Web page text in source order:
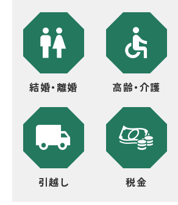
結婚・離婚 高齢・介護
引越し 税金